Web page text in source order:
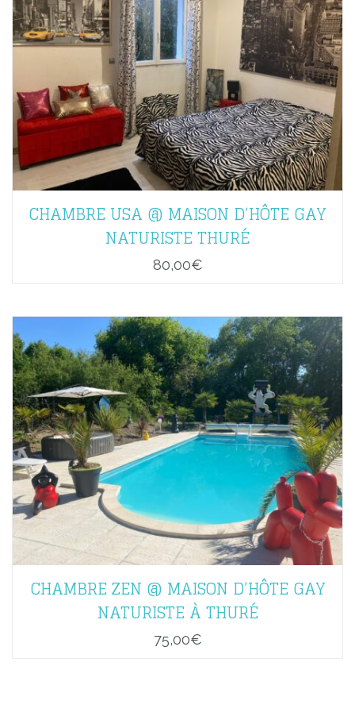
CHAMBRE USA @ MAISON D’HÔTE GAY
NATURISTE THURÉ
80,00€
CHAMBRE ZEN @ MAISON D’HÔTE GAY
NATURISTE À THURÉ
75,00€